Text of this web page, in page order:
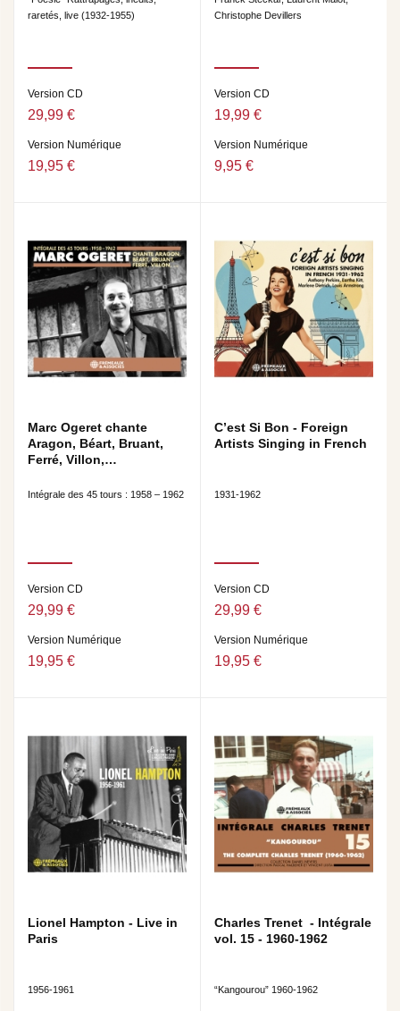
raretés, live (1932-1955)
Version CD
29,99 €
Version Numérique
19,95 €
Christophe Devillers
Version CD
19,99 €
Version Numérique
9,95 €
Marc Ogeret chante
Aragon, Béart, Bruant,
Ferré, Villon,…
Intégrale des 45 tours : 1958 – 1962
Version CD
29,99 €
Version Numérique
19,95 €
C’est Si Bon - Foreign
Artists Singing in French
1931-1962
Version CD
29,99 €
Version Numérique
19,95 €
Lionel Hampton - Live in
Paris
1956-1961
Charles Trenet - Intégrale
vol. 15 - 1960-1962
“Kangourou” 1960-1962